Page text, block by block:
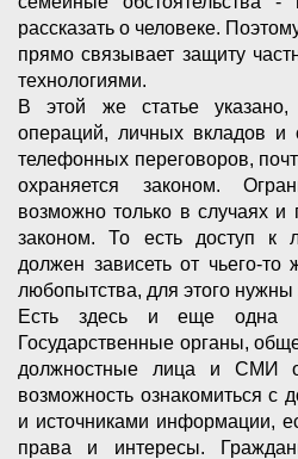
рассказать о человеке.
прямо связывает защиту
технологиями.
В этой же статье указано,
операций, личных вкладов и
телефонных переговоров,
охраняется законом.
возможно только в случаях и
законом. То есть доступ к
должен зависеть от чьего-то
любопытства, для этого
Есть здесь и еще одна
Государственные органы,
должностные лица и СМИ
возможность ознакомиться с
и источниками информации,
права и интересы.